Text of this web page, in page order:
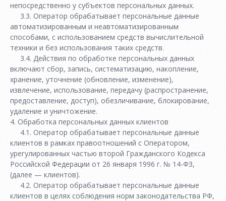
непосредственно у субъектов персональных данных.
3.3. Оператор обрабатывает персональные данные
автоматизированным и неавтоматизированным
способами, с использованием средств вычислительной
техники и без использования таких средств.
3.4. Действия по обработке персональных данных
включают сбор, запись, систематизацию, накопление,
хранение, уточнение (обновление, изменение),
извлечение, использование, передачу (распространение,
предоставление, доступ), обезличивание, блокирование,
удаление и уничтожение.
4. Обработка персональных данных клиентов
4.1. Оператор обрабатывает персональные данные
клиентов в рамках правоотношений с Оператором,
урегулированных частью второй Гражданского Кодекса
Российской Федерации от 26 января 1996 г. № 14-ФЗ,
(далее — клиентов).
4.2. Оператор обрабатывает персональные данные
клиентов в целях соблюдения норм законодательства РФ,